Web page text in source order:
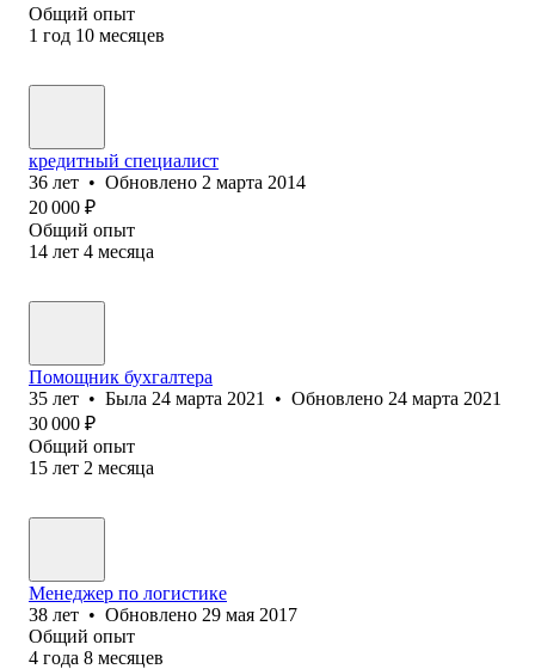
Общий опыт
1 год 10 месяцев
кредитный специалист
36 лет • Обновлено 2 марта 2014
20 000 ₽
Общий опыт
14 лет 4 месяца
Помощник бухгалтера
35 лет • Была 24 марта 2021 • Обновлено 24 марта 2021
30 000 ₽
Общий опыт
15 лет 2 месяца
Менеджер по логистике
38 лет • Обновлено 29 мая 2017
Общий опыт
4 года 8 месяцев